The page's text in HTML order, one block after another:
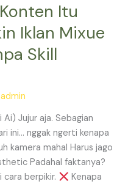
Itu
Iklan Mixue
Skill
admin
Jujur aja. Sebagian
ini… nggak ngerti kenapa
kamera mahal Harus jago
Padahal faktanya?
cara berpikir.
Kenapa